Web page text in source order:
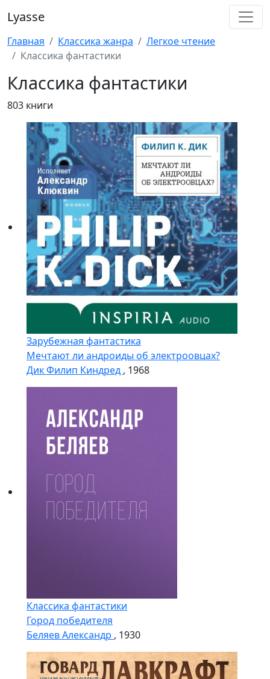
Lyasse
Главная Классика жанра
Легкое чтение
Классика фантастики
Классика фантастики
803 книги
Зарубежная фантастика
Мечтают ли андроиды об электроовцах?
Дик Филип Киндред , 1968
Классика фантастики
Город победителя
Беляев Александр , 1930